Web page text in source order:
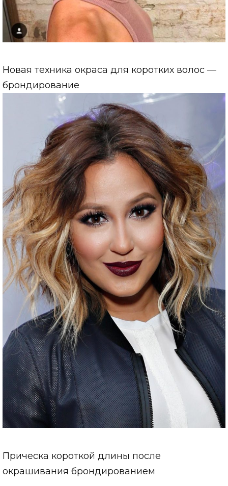
Новая техника окраса для коротких волос —
брондирование
Прическа короткой длины после
окрашивания брондированием